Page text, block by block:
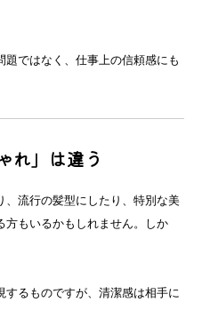
ではなく、仕事上の信頼感にも
れ」は違う
、流行の髪型にしたり、特別な美
方もいるかもしれません。しか
するものですが、清潔感は相手に